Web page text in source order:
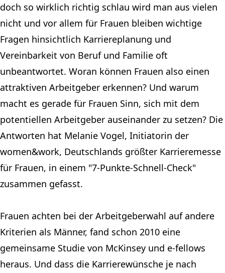
doch so wirklich richtig schlau wird man aus vielen
nicht und vor allem für Frauen bleiben wichtige
Fragen hinsichtlich Karriereplanung und
Vereinbarkeit von Beruf und Familie oft
unbeantwortet. Woran können Frauen also einen
attraktiven Arbeitgeber erkennen? Und warum
macht es gerade für Frauen Sinn, sich mit dem
potentiellen Arbeitgeber auseinander zu setzen? Die
Antworten hat Melanie Vogel, Initiatorin der
women&work, Deutschlands größter Karrieremesse
für Frauen, in einem "7-Punkte-Schnell-Check"
zusammen gefasst.
Frauen achten bei der Arbeitgeberwahl auf andere
Kriterien als Männer, fand schon 2010 eine
gemeinsame Studie von McKinsey und e-fellows
heraus. Und dass die Karrierewünsche je nach